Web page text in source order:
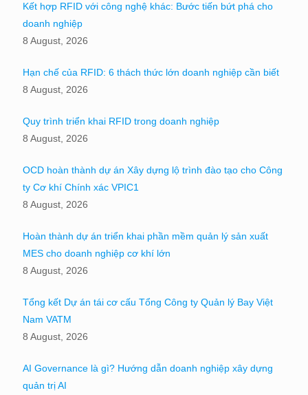
Kết hợp RFID với công nghệ khác: Bước tiến bứt phá cho
doanh nghiệp
8 August, 2026
Hạn chế của RFID: 6 thách thức lớn doanh nghiệp cần biết
8 August, 2026
Quy trình triển khai RFID trong doanh nghiệp
8 August, 2026
OCD hoàn thành dự án Xây dựng lộ trình đào tạo cho Công
ty Cơ khí Chính xác VPIC1
8 August, 2026
Hoàn thành dự án triển khai phần mềm quản lý sản xuất
MES cho doanh nghiệp cơ khí lớn
8 August, 2026
Tổng kết Dự án tái cơ cấu Tổng Công ty Quản lý Bay Việt
Nam VATM
8 August, 2026
AI Governance là gì? Hướng dẫn doanh nghiệp xây dựng
quản trị AI